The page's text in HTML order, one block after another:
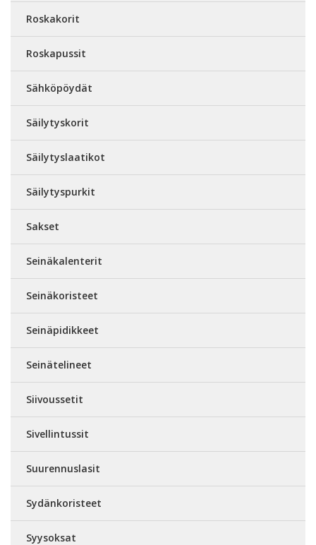
Roskakorit
Roskapussit
Sähköpöydät
Säilytyskorit
Säilytyslaatikot
Säilytyspurkit
Sakset
Seinäkalenterit
Seinäkoristeet
Seinäpidikkeet
Seinätelineet
Siivoussetit
Sivellintussit
Suurennuslasit
Sydänkoristeet
Syysoksat